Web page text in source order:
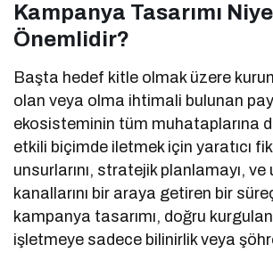
Kampanya Tasarımı Niye
Önemlidir?
Başta hedef kitle olmak üzere
olan veya olma ihtimali bulunan
ekosisteminin tüm muhataplarına
etkili biçimde iletmek için yaratıcı
unsurlarını, stratejik planlamayı,
kanallarını bir araya getiren bir
kampanya tasarımı, doğru
işletmeye sadece bilinirlik veya